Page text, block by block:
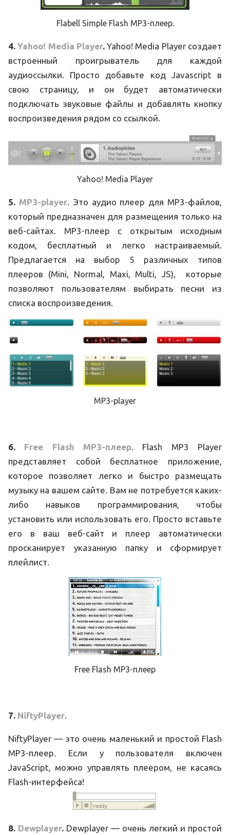
Flabell Simple Flash MP3-плеер.
4.Yahoo! Media Player.Yahoo! Media Player создает
встроенный проигрыватель для каждой
аудиоссылки. Просто добавьте код Javascript в
свою страницу, и он будет автоматически
подключать звуковые файлы и добавлять кнопку
воспроизведения рядом со ссылкой.
Yahoo! Media Player
5. MP3-player. Это аудио плеер для MP3-файлов,
который предназначен для размещения только на
веб-сайтах. MP3-плеер с открытым исходным
кодом, бесплатный и легко настраиваемый.
Предлагается на выбор 5 различных типов
плееров (Mini, Normal, Maxi, Multi, JS), которые
позволяют пользователям выбирать песни из
списка воспроизведения.
MP3-player
6. Free Flash MP3-плеер. Flash MP3 Player
представляет собой бесплатное приложение,
которое позволяет легко и быстро размещать
музыку на вашем сайте. Вам не потребуется каких-
либо навыков программирования, чтобы
установить или использовать его. Просто вставьте
его в ваш веб-сайт и плеер автоматически
просканирует указанную папку и сформирует
плейлист.
Free Flash MP3-плеер
7. NiftyPlayer.
NiftyPlayer — это очень маленький и простой Flash
MP3-плеер. Если у пользователя включен
JavaScript, можно управлять плеером, не касаясь
Flash-интерфейса!
8. Dewplayer. Dewplayer — очень легкий и простой